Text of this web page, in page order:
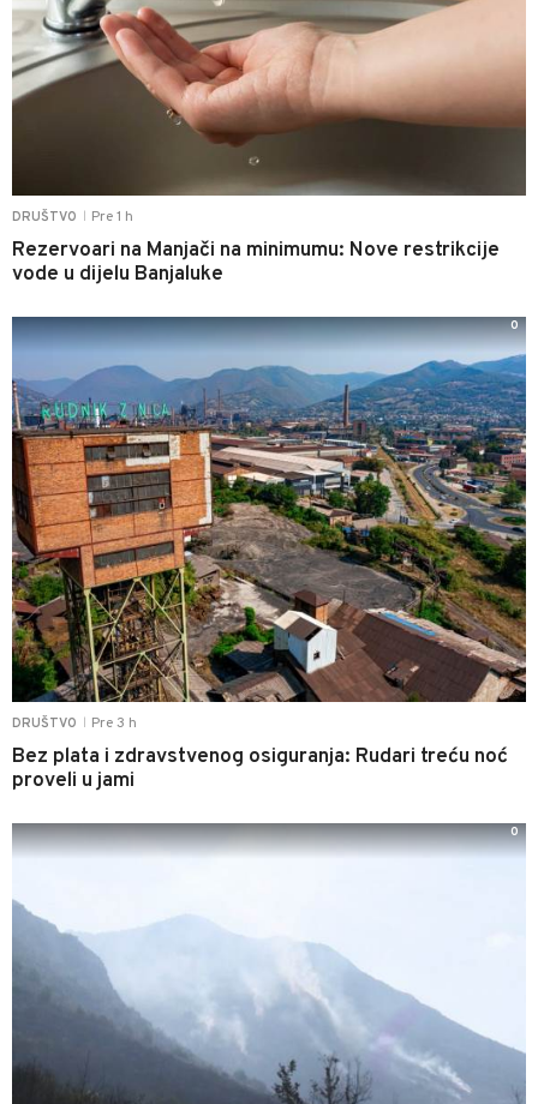
DRUŠTVO Pre 1 h
Rezervoari na Manjači na minimumu: Nove restrikcije
vode u dijelu Banjaluke
DRUŠTVO Pre 3 h
Bez plata i zdravstvenog osiguranja: Rudari treću noć
proveli u jami
0
0